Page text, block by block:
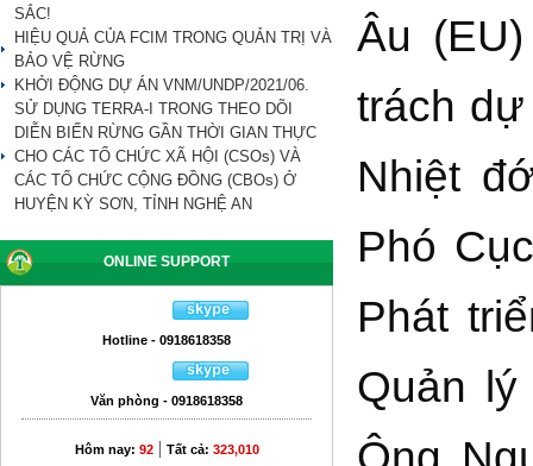
SẮC!
HIỆU QUẢ CỦA FCIM TRONG QUẢN TRỊ VÀ
BẢO VỆ RỪNG
KHỞI ĐỘNG DỰ ÁN VNM/UNDP/2021/06.
SỬ DỤNG TERRA-I TRONG THEO DÕI
DIỄN BIẾN RỪNG GẦN THỜI GIAN THỰC
CHO CÁC TỔ CHỨC XÃ HỘI (CSOs) VÀ
CÁC TỔ CHỨC CỘNG ĐỒNG (CBOs) Ở
HUYỆN KỲ SƠN, TỈNH NGHỆ AN
ONLINE SUPPORT
Hotline - 0918618358
Văn phòng - 0918618358
Hôm nay: 92| Tất cả: 323,010
Âu
trách
Nhiệt
Phó
Phát
Quản